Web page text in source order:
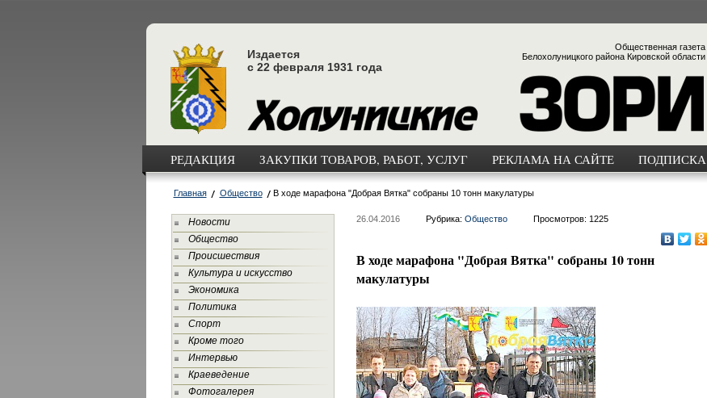
Издается
с 22 февраля 1931 года
Общественная газета
Белохолуницкого района Кировской области
РЕДАКЦИЯ ЗАКУПКИ ТОВАРОВ, РАБОТ, УСЛУГ РЕКЛАМА НА САЙТЕ ПОДПИСКА
Главная Общество В ходе марафона "Добрая Вятка" собраны 10 тонн макулатуры
Новости
Общество
Происшествия
Культура и искусство
Экономика
Политика
Спорт
Кроме того
Интервью
Краеведение
Фотогалерея
26.04.2016 Рубрика: Общество Просмотров: 1225
В ходе марафона "Добрая Вятка" собраны 10 тонн
макулатуры